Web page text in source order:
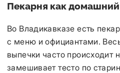
Пекарня как домашний
Во Владикавказе есть
с меню и официантами.
выпечки часто происходит
замешивает тесто по